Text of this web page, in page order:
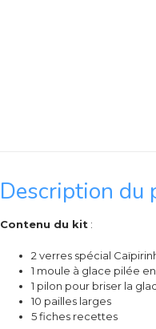
Description du
Contenu du kit :
2 verres spécial
1 moule à glace pilée
1 pilon pour briser la
10 pailles larges
5 fiches recettes